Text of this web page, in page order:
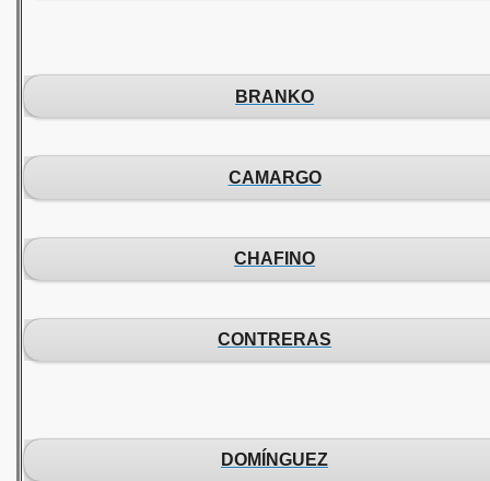
BRANKO
CAMARGO
CHAFINO
CONTRERAS
DOMÍNGUEZ